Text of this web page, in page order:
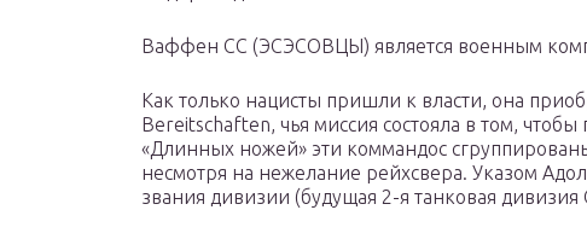
Ваффен СС (ЭСЭСОВЦЫ) является военным
Как только нацисты пришли к власти, она
Bereitschaften, чья миссия состояла в том,
«Длинных ножей» эти коммандос
несмотря на нежелание рейхсвера. Указом
звания дивизии (будущая 2-я танковая